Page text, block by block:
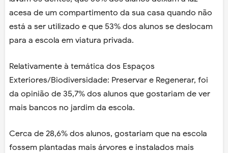
acesa de um compartimento da sua casa quando não
está a ser utilizado e que 53% dos alunos se deslocam
para a escola em viatura privada.
Relativamente à temática dos Espaços
Exteriores/Biodiversidade: Preservar e Regenerar, foi
da opinião de 35,7% dos alunos que gostariam de ver
mais bancos no jardim da escola.
Cerca de 28,6% dos alunos, gostariam que na escola
fossem plantadas mais árvores e instalados mais